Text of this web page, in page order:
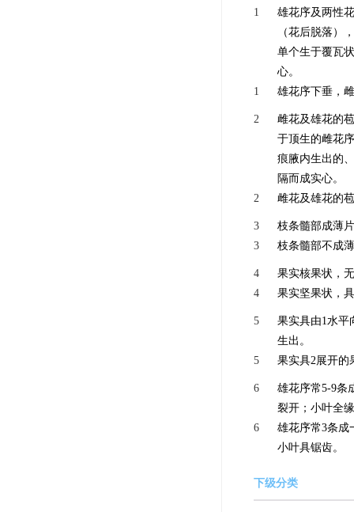
1
雄花序及两性
（花后脱落）
单个生于覆瓦
心。
1
雄花序下垂，
2
雌花及雄花的
于顶生的雌花
痕腋内生出的
隔而成实心。
2
雌花及雄花的
3
枝条髓部成薄
3
枝条髓部不成
4
果实核果状，
4
果实坚果状，
5
果实具由1水平
生出。
5
果实具2展开的
6
雄花序常5-9条
裂开；小叶全
6
雄花序常3条成
小叶具锯齿。
下级分类